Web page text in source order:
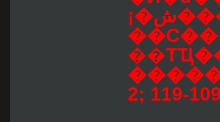
¡�ش�����觷ͧ�ء����ҧ
2; 119-